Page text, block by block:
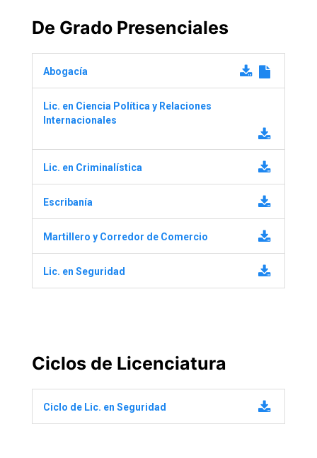
De Grado Presenciales
Abogacía
Lic. en Ciencia Política y Relaciones
Internacionales
Lic. en Criminalística
Escribanía
Martillero y Corredor de Comercio
Lic. en Seguridad
Ciclos de Licenciatura
Ciclo de Lic. en Seguridad